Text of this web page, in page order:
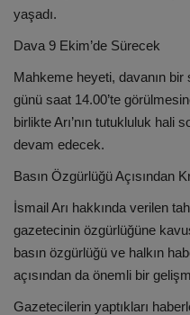
yaşadı.
Dava 9 Ekim’de Sürecek
Mahkeme heyeti, davanın bir
günü saat 14.00’te
birlikte Arı’nın tutukluluk hali
devam edecek.
Basın Özgürlüğü Açısından
İsmail Arı hakkında verilen
gazetecinin özgürlüğüne
basın özgürlüğü ve halkın
açısından da önemli bir
Gazetecilerin yaptıkları